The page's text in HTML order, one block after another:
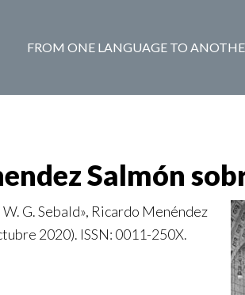
FROM ONE LANGUAGE TO
Salmón
G. Sebald», Ricardo Menéndez
2020). ISSN: 0011-250X.